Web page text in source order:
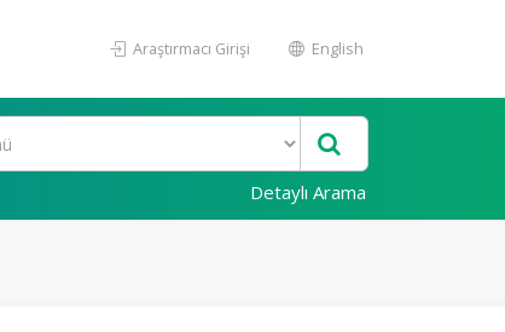
Araştırmacı Girişi English
Detaylı Arama